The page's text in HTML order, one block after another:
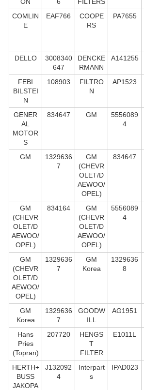
COMLIN
E
EAF766
COOPE
RS
PA7655
DELLO
3008340
647
DENCKE
RMANN
A141255
FEBI
BILSTEI
N
108903
FILTRO
N
AP1523
GENER
AL
MOTOR
S
834647 GM
5556089
4
GM
1329636
7
GM
(CHEVR
OLET/D
AEWOO/
OPEL)
834647
GM
(CHEVR
OLET/D
AEWOO/
OPEL)
834164
GM
(CHEVR
OLET/D
AEWOO/
OPEL)
5556089
4
GM
(CHEVR
OLET/D
AEWOO/
OPEL)
1329636
7
GM
Korea
1329636
8
GM
Korea
1329636
7
GOODW
ILL
AG1951
Hans
Pries
(Topran)
207720
HENGS
T
FILTER
E1011L
HERTH+
BUSS
JAKOPA
J132092
4
Interpart
s
IPAD023